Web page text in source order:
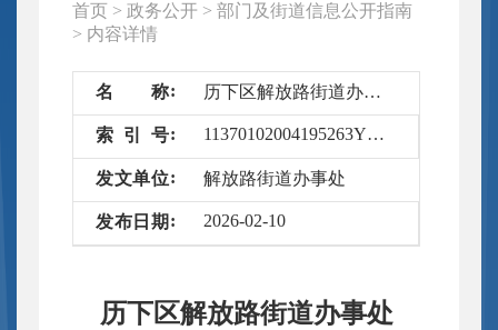
首页 > 政务公开 > 部门及街道信息公开指南
> 内容详情
名 称 历下区解放路街道办事处信息公开指南
索 引 号 11370102004195263Y/2026-4580562
发文单位 解放路街道办事处
发布 日 期 2026-02-10
历下区解放路街道办事处